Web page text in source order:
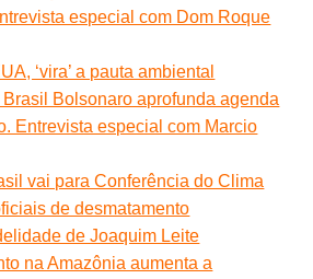
especial com Dom Roque
‘vira’ a pauta ambiental
Bolsonaro aprofunda agenda
Entrevista especial com Marcio
vai para Conferência do Clima
de desmatamento
de Joaquim Leite
na Amazônia aumenta a